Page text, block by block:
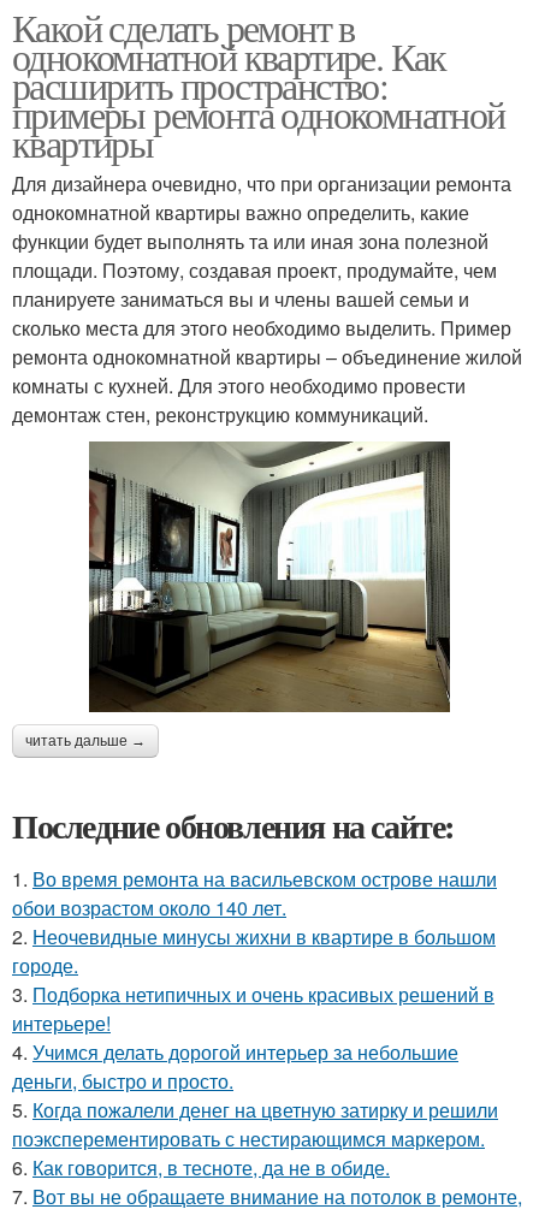
Какой сделать ремонт в
однокомнатной квартире. Как
расширить пространство:
примеры ремонта однокомнатной
квартиры
Для дизайнера очевидно, что при организации ремонта
однокомнатной квартиры важно определить, какие
функции будет выполнять та или иная зона полезной
площади. Поэтому, создавая проект, продумайте, чем
планируете заниматься вы и члены вашей семьи и
сколько места для этого необходимо выделить. Пример
ремонта однокомнатной квартиры – объединение жилой
комнаты с кухней. Для этого необходимо провести
демонтаж стен, реконструкцию коммуникаций.
читать дальше →
Последние обновления на сайте:
1. Во время ремонта на васильевском острове нашли
обои возрастом около 140 лет.
2. Неочевидные минусы жихни в квартире в большом
городе.
3. Подборка нетипичных и очень красивых решений в
интерьере!
4. Учимся делать дорогой интерьер за небольшие
деньги, быстро и просто.
5. Когда пожалели денег на цветную затирку и решили
поэксперементировать с нестирающимся маркером.
6. Как говорится, в тесноте, да не в обиде.
7. Вот вы не обращаете внимание на потолок в ремонте,